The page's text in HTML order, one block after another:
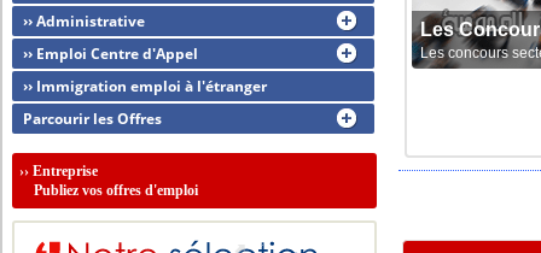
Les
Les concours
›› Administrative
›› Emploi Centre d'Appel
›› Immigration emploi à l'étranger
Parcourir les Offres
››Entreprise
Publiez vos offres d'emploi